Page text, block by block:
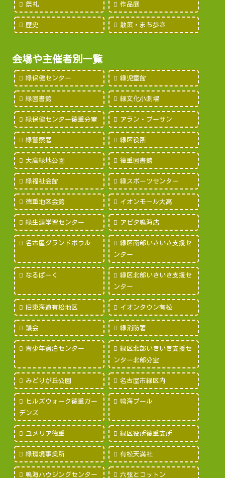
祭礼 作品展
歴史 散策・まち歩き
会場や主催者別一覧
緑保健センター 緑児童館
緑図書館 緑文化小劇場
緑保健センター徳重分室 アラン・プーサン
緑警察署 緑区役所
大高緑地公園 徳重図書館
緑福祉会館 緑スポーツセンター
徳重地区会館 イオンモール大高
緑生涯学習センター アピタ鳴海店
名古屋グランドボウル
緑区南部いきいき支援セ
ンター
なるぱーく
緑区北部いきいき支援セ
ンター
旧東海道有松地区 イオンタウン有松
議会 緑消防署
青少年宿泊センター
緑区北部いきいき支援セ
ンター北部分室
みどりが丘公園 名古屋市緑区内
ヒルズウォーク徳重ガー
デンズ
鳴海プール
ユメリア徳重 緑区役所徳重支所
緑環境事業所 有松天満社
鳴海ハウジングセンター 六弦とコットン